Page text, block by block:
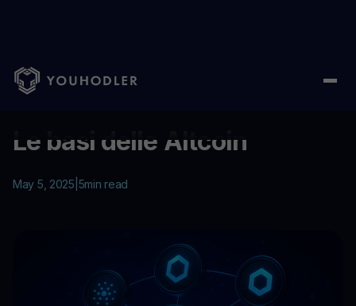
Home Education/Le basi delle Altcoin
Le basi delle Altcoin
May 5, 2025 5min read